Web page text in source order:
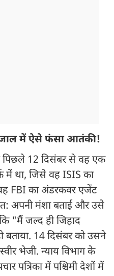
में ऐसे फंसा आतंकी!
पिछले 12 दिसंबर से वह एक
में था, जिसे वह ISIS का
FBI का अंडरकवर एजेंट
अपनी मंशा बताई और उसे
"मैं जल्द ही जिहाद
14 दिसंबर को उसने
भेजी. न्याय विभाग के
पत्रिका में पश्चिमी देशों में